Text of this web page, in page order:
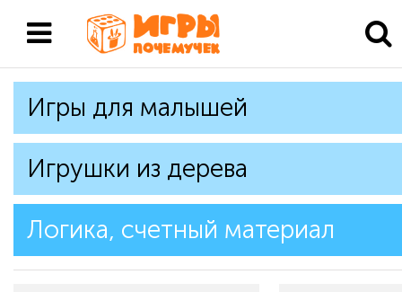
Игры для малышей
Игрушки из дерева
Логика, счетный материал